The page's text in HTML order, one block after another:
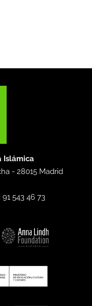
Islámica
-28015 Madrid
91 543 46 73